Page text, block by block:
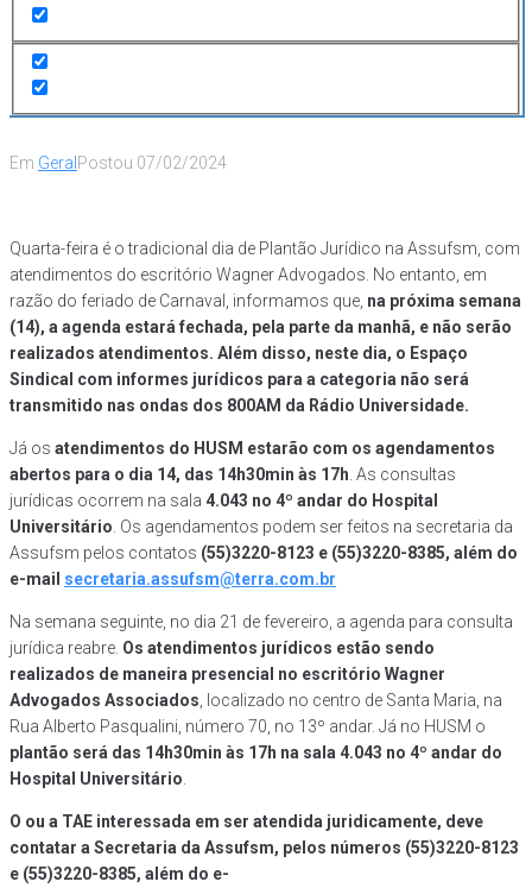
devido ao feriado de Carnaval;
Atendimentos do HUSM estão
mantidos à tarde
Em Geral Postou 07/02/2024
Quarta-feira é o tradicional dia de Plantão Jurídico na Assufsm, com
atendimentos do escritório Wagner Advogados. No entanto, em
razão do feriado de Carnaval, informamos que, na próxima semana
(14), a agenda estará fechada, pela parte da manhã, e não serão
realizados atendimentos. Além disso, neste dia, o Espaço
Sindical com informes jurídicos para a categoria não será
transmitido nas ondas dos 800AM da Rádio Universidade.
Já os atendimentos do HUSM estarão com os agendamentos
abertos para o dia 14, das 14h30min às 17h . As consultas
jurídicas ocorrem na sala 4.043 no 4º andar do Hospital
Universitário . Os agendamentos podem ser feitos na secretaria da
Assufsm pelos contatos (55)3220-8123 e (55)3220-8385, além do
e-mail secretaria.assufsm@terra.com.br
Na semana seguinte, no dia 21 de fevereiro, a agenda para consulta
jurídica reabre. Os atendimentos jurídicos estão sendo
realizados de maneira presencial no escritório Wagner
Advogados Associados , localizado no centro de Santa Maria, na
Rua Alberto Pasqualini, número 70, no 13º andar. Já no HUSM o
plantão será das 14h30min às 17h na sala 4.043 no 4º andar do
Hospital Universitário
O ou a TAE interessada em ser atendida juridicamente, deve
contatar a Secretaria da Assufsm, pelos números (55)3220-8123
e (55)3220-8385, além do e-